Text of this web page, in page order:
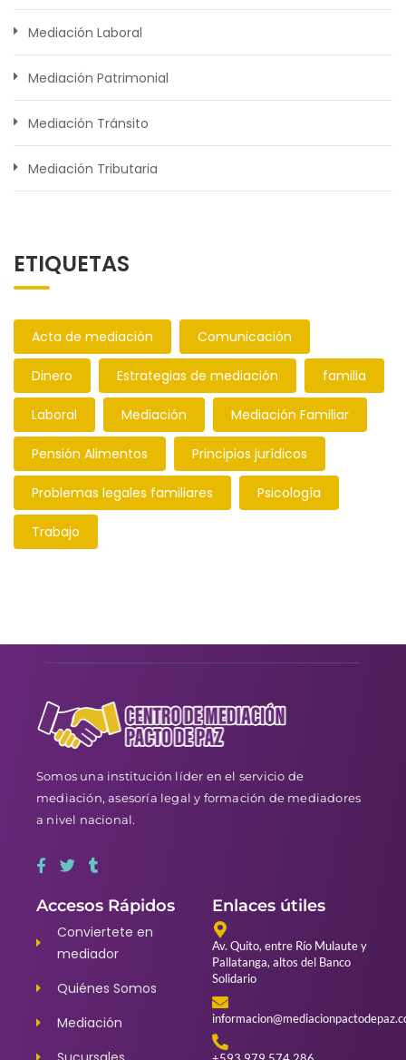
Mediación Laboral
Mediación Patrimonial
Mediación Tránsito
Mediación Tributaria
ETIQUETAS
Acta de mediación Comunicación
Dinero Estrategias de mediación familia
Laboral Mediación Mediación Familiar
Pensión Alimentos Principios jurídicos
Problemas legales familiares Psicología
Trabajo
Somos una institución líder en el servicio de
mediación, asesoría legal y formación de mediadores
a nivel nacional.
Accesos Rápidos
Conviertete en
mediador
Quiénes Somos
Mediación
Enlaces útiles
Av. Quito, entre Río Mulaute y
Pallatanga, altos del Banco
Solidario